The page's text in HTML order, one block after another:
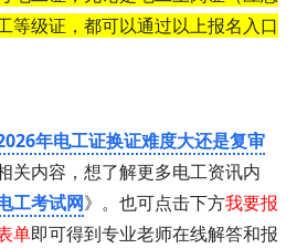
等级证，都可以通过以上报名入口
年电工证换证难度大还是复审
关内容，想了解更多电工资讯内
工考试网》。也可点击下方我要报
单即可得到专业老师在线解答和报